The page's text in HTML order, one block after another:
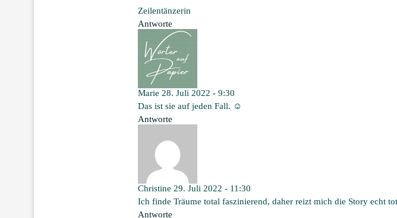
Zeilentänzerin
Antworte
Marie 28. Juli 2022 - 9:30
Das ist sie auf jeden Fall. ☺️
Antworte
Christine 29. Juli 2022 - 11:30
Ich finde Träume total faszinierend, daher reizt mich die Story echt
Antworte